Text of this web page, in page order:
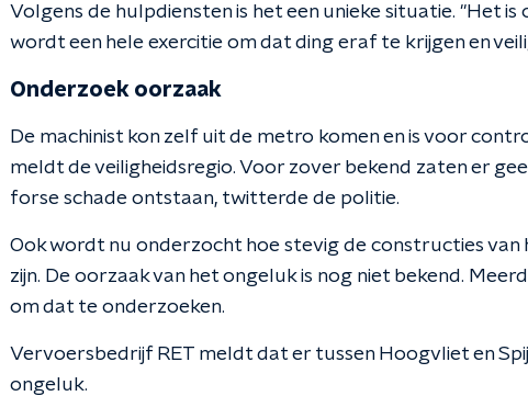
Volgens de hulpdiensten is het een unieke situatie. "Het
wordt een hele exercitie om dat ding eraf te krijgen en
Onderzoek oorzaak
De machinist kon zelf uit de metro komen en is voor
meldt de veiligheidsregio. Voor zover bekend zaten er
forse schade ontstaan, twitterde de politie.
Ook wordt nu onderzocht hoe stevig de constructies
zijn. De oorzaak van het ongeluk is nog niet bekend.
om dat te onderzoeken.
Vervoersbedrijf RET meldt dat er tussen Hoogvliet en
ongeluk.